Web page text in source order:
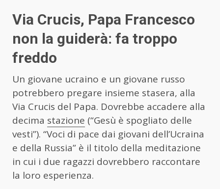
Via Crucis, Papa Francesco
non la guiderà: fa troppo
freddo
Un giovane ucraino e un giovane russo
potrebbero pregare insieme stasera, alla
Via Crucis del Papa. Dovrebbe accadere alla
decima stazione (“Gesù è spogliato delle
vesti”). “Voci di pace dai giovani dell’Ucraina
e della Russia” è il titolo della meditazione
in cui i due ragazzi dovrebbero raccontare
la loro esperienza.